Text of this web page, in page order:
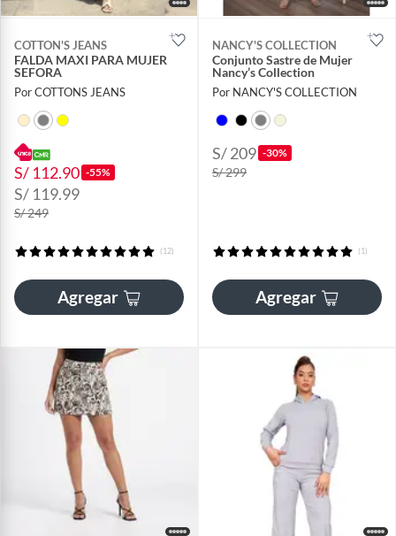
COTTON'S JEANS
FALDA MAXI PARA MUJER
SEFORA
Por COTTONS JEANS
S/ 112.90 -55%
S/ 119.99
S/ 249
(12)
Agregar
NANCY'S COLLECTION
Conjunto Sastre de Mujer
Nancy’s Collection
Por NANCY'S COLLECTION
S/ 209 -30%
S/ 299
(1)
Agregar